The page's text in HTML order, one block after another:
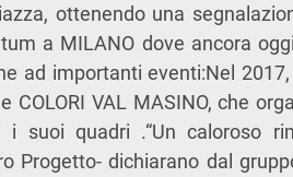
ottenendo una
a MILANO dove ancora
ad importanti eventi:Nel
COLORI VAL MASINO, che
i suoi quadri .“Un caloroso
Progetto- dichiarano dal